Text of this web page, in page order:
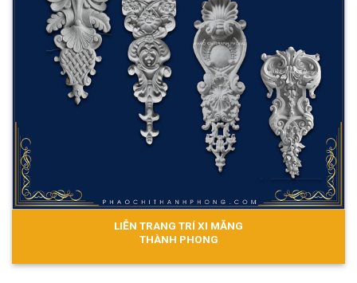
LIỄN TRANG TRÍ XI MĂNG
THÀNH PHONG